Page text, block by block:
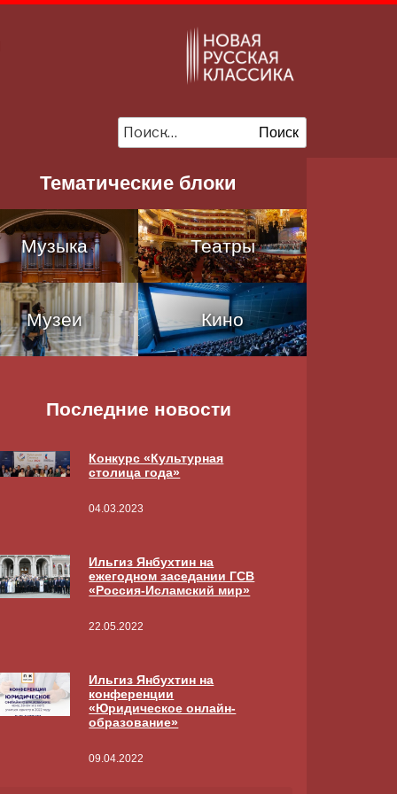
Искать: Поиск
Тематические блоки
Музыка Театры
Музеи Кино
Последние новости
Конкурс «Культурная
столица года»
04.03.2023
Ильгиз Янбухтин на
ежегодном заседании ГСВ
«Россия-Исламский мир»
22.05.2022
Ильгиз Янбухтин на
конференции
«Юридическое онлайн-
образование»
09.04.2022